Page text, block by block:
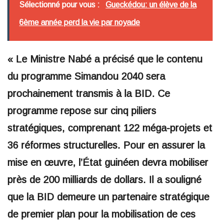
Sélectionné pour vous : Gueckédou: un élève de la
6ème année perd la vie par noyade
« Le Ministre Nabé a précisé que le contenu
du programme Simandou 2040 sera
prochainement transmis à la BID. Ce
programme repose sur cinq piliers
stratégiques, comprenant 122 méga-projets et
36 réformes structurelles. Pour en assurer la
mise en œuvre, l’État guinéen devra mobiliser
près de 200 milliards de dollars. Il a souligné
que la BID demeure un partenaire stratégique
de premier plan pour la mobilisation de ces